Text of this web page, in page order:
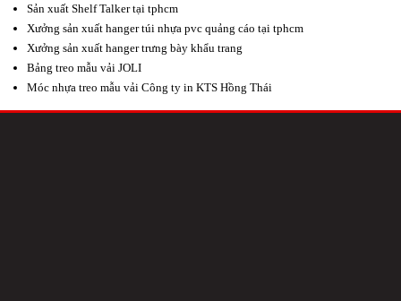
Sản xuất Shelf Talker tại tphcm
Xưởng sản xuất hanger túi nhựa pvc quảng cáo tại tphcm
Xưởng sản xuất hanger trưng bày khẩu trang
Bảng treo mẫu vải JOLI
Móc nhựa treo mẫu vải Công ty in KTS Hồng Thái